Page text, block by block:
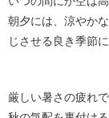
朝夕には、涼やか
じさせる良き季節
厳しい暑さの疲れ